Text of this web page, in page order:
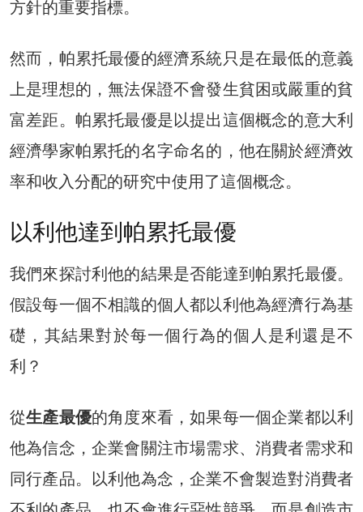
方針的重要指標。
然而，帕累托最優的經濟系統只是在最低的意義
上是理想的，無法保證不會發生貧困或嚴重的貧
富差距。帕累托最優是以提出這個概念的意大利
經濟學家帕累托的名字命名的，他在關於經濟效
率和收入分配的研究中使用了這個概念。
以利他達到帕累托最優
我們來探討利他的結果是否能達到帕累托最優。
假設每一個不相識的個人都以利他為經濟行為基
礎，其結果對於每一個行為的個人是利還是不
利？
從生產最優的角度來看，如果每一個企業都以利
他為信念，企業會關注市場需求、消費者需求和
同行產品。以利他為念，企業不會製造對消費者